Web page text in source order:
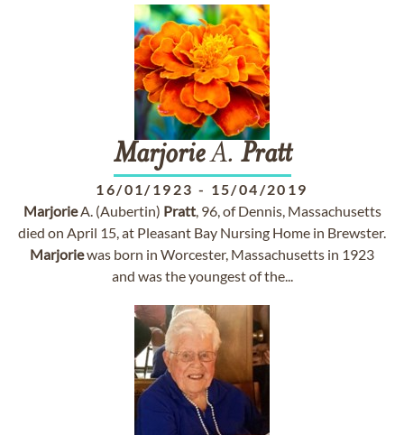
MarjorieA. Pratt
16/01/1923 - 15/04/2019
MarjorieA. (Aubertin) Pratt, 96, of Dennis, Massachusetts
died on April 15, at Pleasant Bay Nursing Home in Brewster.
Marjoriewas born in Worcester, Massachusetts in 1923
and was the youngest of the...